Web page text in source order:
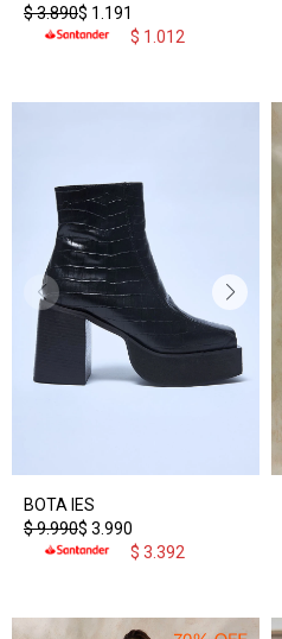
$ 1.191
$3.890
$ 1.012
BOTA IES
$ 3.990
$9.990
$ 3.392